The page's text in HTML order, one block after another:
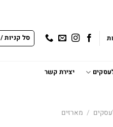
סל קניות /
יצירת קשר
/ מארזים